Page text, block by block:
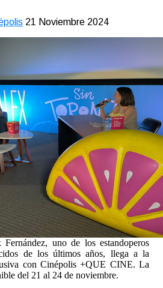
21 Noviembre 2024
uno de los estandoperos
de los últimos años, llega a la
con Cinépolis +QUE CINE. La
del 21 al 24 de noviembre.